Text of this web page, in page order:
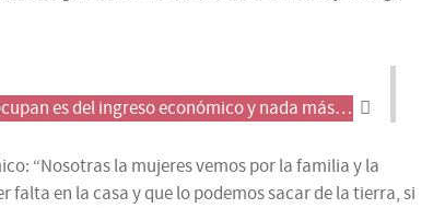
es del ingreso económico y nada más…
“Nosotras la mujeres vemos por la familia y la
falta en la casa y que lo podemos sacar de la tierra, si